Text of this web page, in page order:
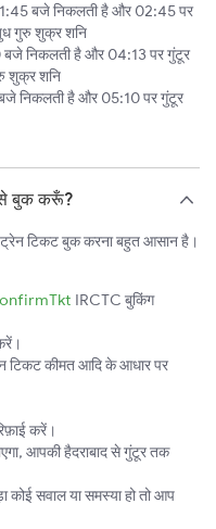
बजे निकलती है और 02:45 पर
गुरु शुक्र शनि
बजे निकलती है और 04:13 पर गुंटूर
शुक्र शनि
निकलती है और 05:10 पर गुंटूर
बुक करूँ?
टिकट बुक करना बहुत आसान है।
IRCTC बुकिंग
टिकट कीमत आदि के आधार पर
करें।
आपकी हैदराबाद से गुंटूर तक
सवाल या समस्या हो तो आप